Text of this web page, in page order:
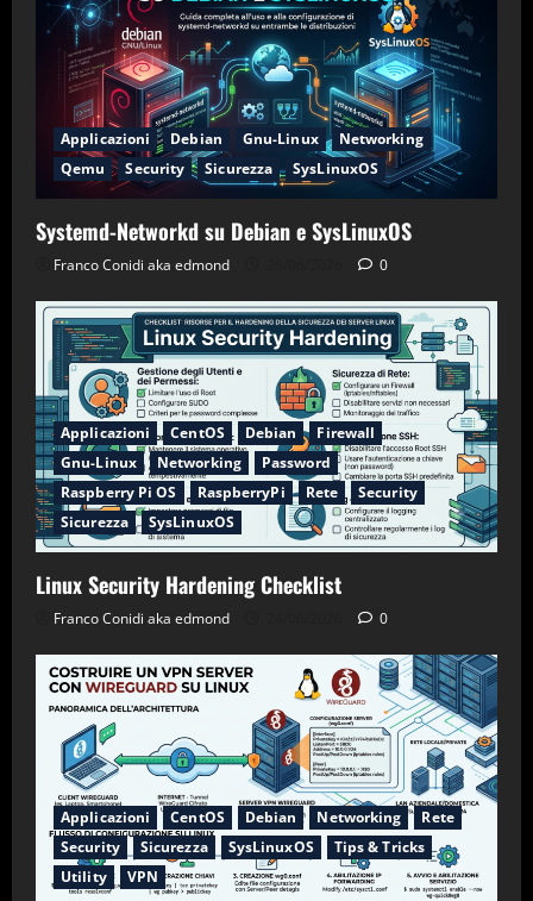
Applicazioni Debian Gnu-Linux
Networking
Qemu
Security Sicurezza SysLinuxOS
Systemd-Networkd su Debian e SysLinuxOS
Franco Conidi aka edmond 0
Applicazioni CentOS Debian
Firewall
Gnu-Linux
Networking
Password
Raspberry Pi OS
RaspberryPi Rete
Security
Sicurezza
SysLinuxOS
Linux Security Hardening Checklist
Franco Conidi aka edmond 0
Applicazioni CentOS Debian Networking
Rete
Security
Sicurezza SysLinuxOS
Tips & Tricks
Utility
VPN